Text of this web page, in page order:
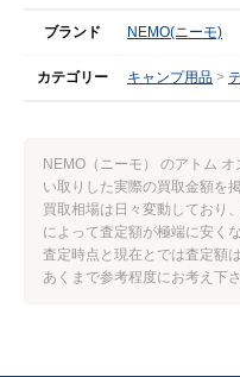
ブランド NEMO(ニーモ)
カテゴリー キャンプ用品
NEMO（ニーモ） のアトム
い取りした実際の買取金額を
買取相場は日々変動しており
によって査定額が極端に安く
査定時点と現在とでは査定額
あくまで参考程度にお考え下さ